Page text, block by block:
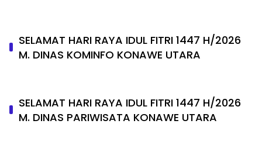
SELAMAT HARI RAYA IDUL FITRI 1447 H/2026
M. DINAS KOMINFO KONAWE UTARA
SELAMAT HARI RAYA IDUL FITRI 1447 H/2026
M. DINAS PARIWISATA KONAWE UTARA